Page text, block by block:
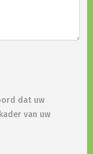
dat uw
van uw